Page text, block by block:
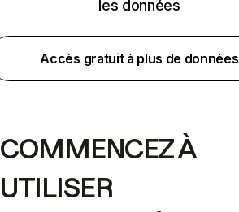
les données
Accès gratuit à plus de données
COMMENCEZ À
UTILISER